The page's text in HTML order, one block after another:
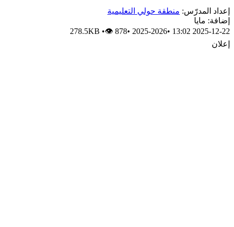
إعداد المدرّس: منطقة حولي التعليمية
إضافة: مايا
2025-12-22 13:02
•
2025-2026
•
278.5KB •👁 878
إعلان